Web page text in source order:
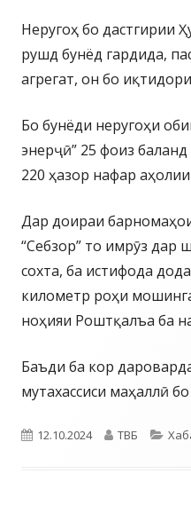
Неругоҳ бо дастгирии
рушд бунёд гардида,
агрегат, он бо
Бо бунёди неругоҳи
энерҷӣ” 25 фоиз
220 ҳазор нафар
Дар доираи
“Себзор” то имрӯз дар
сохта, ба истифода
километр роҳи
ноҳияи Роштқалъа ба
Баъди ба кор
мутахассиси маҳаллӣ
Опубликовано
12.10.2024 Автор
ТВБ